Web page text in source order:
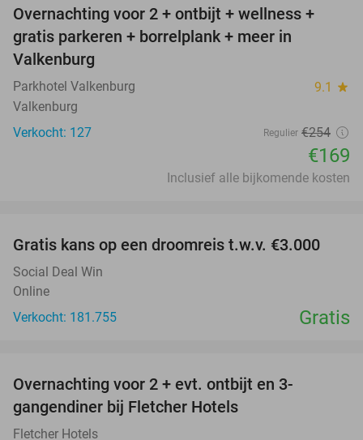
33%
Overnachting voor 2 + ontbijt + wellness +
gratis parkeren + borrelplank + meer in
Valkenburg
Parkhotel Valkenburg 9.1 star
Valkenburg
Verkocht: 127
Regulier €254
€169
Inclusief alle bijkomende kosten
Gratis kans op een droomreis t.w.v. €3.000
Social Deal Win
Online
Verkocht: 181.755
Gratis
Overnachting voor 2 + evt. ontbijt en 3-
gangendiner bij Fletcher Hotels
Fletcher Hotels